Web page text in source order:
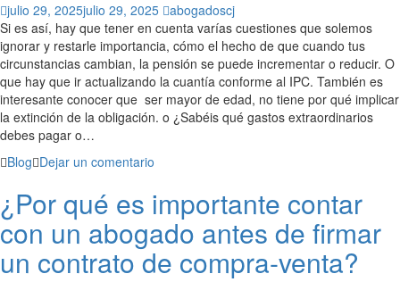
julio 29, 2025julio 29, 2025 abogadoscj
Si es así, hay que tener en cuenta varías cuestiones que solemos
ignorar y restarle importancia, cómo el hecho de que cuando tus
circunstancias cambian, la pensión se puede incrementar o reducir. O
que hay que ir actualizando la cuantía conforme al IPC. También es
interesante conocer que ser mayor de edad, no tiene por qué implicar
la extinción de la obligación. o ¿Sabéis qué gastos extraordinarios
debes pagar o…
Blog Dejar un comentario
¿Por qué es importante contar
con un abogado antes de firmar
un contrato de compra-venta?